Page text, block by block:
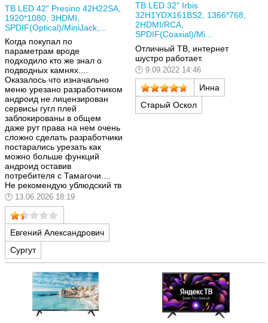
ТВ LED 42" Presino 42H22SA,
1920*1080, 3HDMI,
SPDIF(Optical)/MiniJack,...
Когда покупал по
параметрам вроде
подходило кто же знал о
подводных камнях....
Оказалось что изначально
меню урезано разработчиком
андроид не лицензирован
сервисы гугл плей
заблокированы в общем
даже рут права на нем очень
сложно сделать разработчики
постарались урезать как
можно больше функций
андроид оставив
потребителя с Тамагочи....
Не рекомендую ублюдский тв
13.06.2026 18:19
Евгений Александрович
Сургут
ТВ LED 32" Irbis
32H1YDX161BS2, 1366*768,
2HDMI/RCA,
SPDIF(Coaxial)/Mi...
Отличный ТВ, интернет
шустро работает.
9.09.2022 14:46
Инна
Старый Оскол